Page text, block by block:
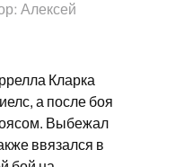
Алексей
Кларка
а после боя
Выбежал
ввязался в